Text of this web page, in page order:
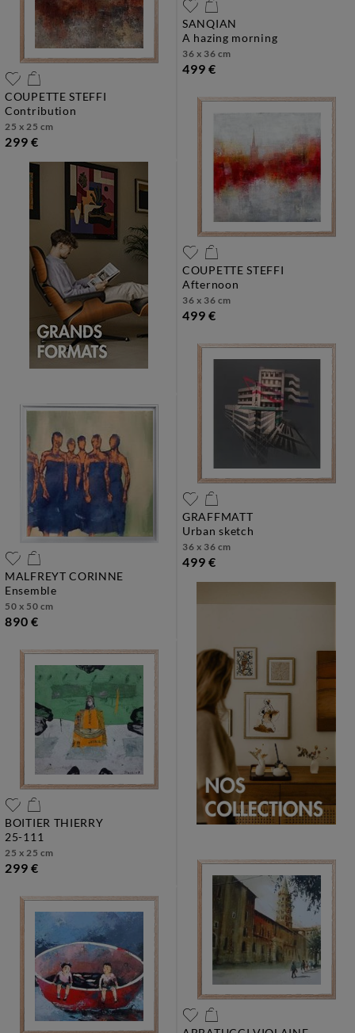
COUPETTE STEFFI
contribution
25 x 25 cm
299 €
SANQIAN
a hazing morning
36 x 36 cm
499 €
COUPETTE STEFFI
afternoon
36 x 36 cm
499 €
MALFREYT CORINNE
ensemble
50 x 50 cm
890 €
GRAFFMATT
urban sketch
36 x 36 cm
499 €
BOITIER THIERRY
25-111
25 x 25 cm
299 €